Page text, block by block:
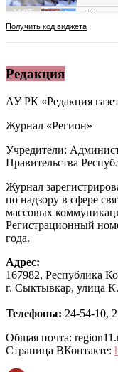
Редакция
АУ РК «Редакция
Журнал «Регион»
Учредители:
Правительства
Журнал
по надзору в сфере
массовых
Регистрационный
года.
Адрес:
167982, Республика
г. Сыктывкар, улица
Телефоны: 24-54-10,
Общая почта:
Страница ВКонтакте: